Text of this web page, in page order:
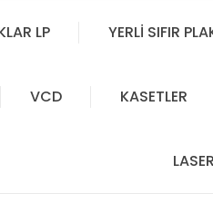
LP YERLİ SIFIR
VCD KASETLER